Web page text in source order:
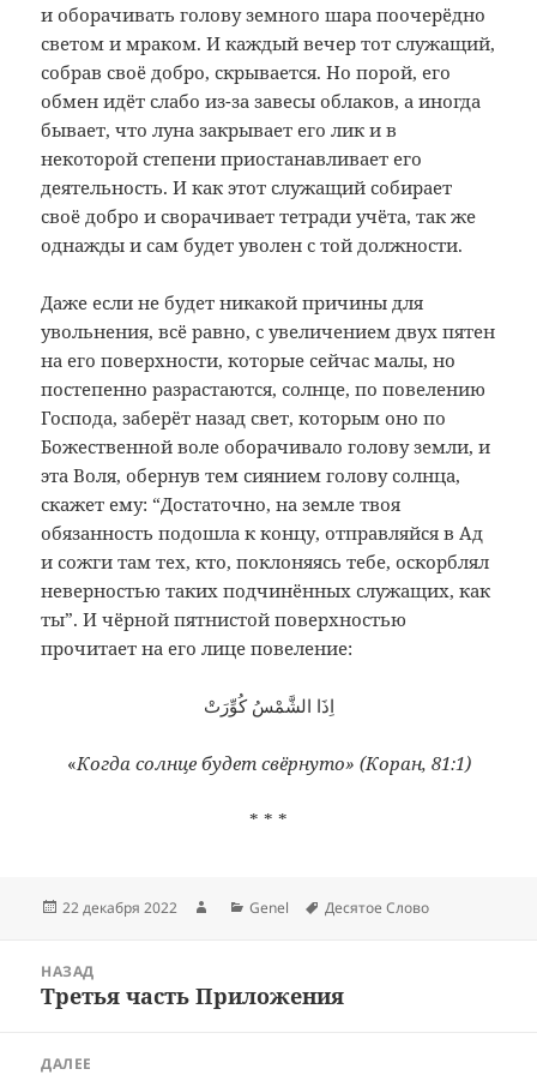
и оборачивать голову земного шара поочерёдно
светом и мраком. И каждый вечер тот служащий,
собрав своё добро, скрывается. Но порой, его
обмен идёт слабо из-за завесы облаков, а иногда
бывает, что луна закрывает его лик и в
некоторой степени приостанавливает его
деятельность. И как этот служащий собирает
своё добро и сворачивает тетради учёта, так же
однажды и сам будет уволен с той должности.
Даже если не будет никакой причины для
увольнения, всё равно, с увеличением двух пятен
на его поверхности, которые сейчас малы, но
постепенно разрастаются, солнце, по повелению
Господа, заберёт назад свет, которым оно по
Божественной воле оборачивало голову земли, и
эта Воля, обернув тем сиянием голову солнца,
скажет ему: “Достаточно, на земле твоя
обязанность подошла к концу, отправляйся в Ад
и сожги там тех, кто, поклоняясь тебе, оскорблял
неверностью таких подчинённых служащих, как
ты”. И чёрной пятнистой поверхностью
прочитает на его лице повеление:
اِذَا الشَّمْسُ كُوِّرَتْ
«Когда солнце будет свёрнуто» (Коран, 81:1)
* * *
Опубликовано
22 декабря 2022 АвторРубрики
Genel Метки
Десятое Слово
записям
НАЗАД
Предыдущая
Третья часть Приложения
ДАЛЕЕ